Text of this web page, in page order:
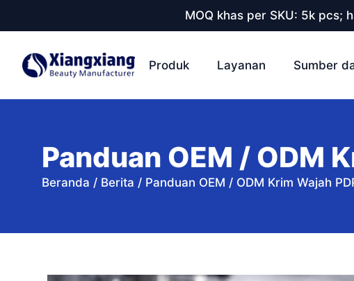
MOQ khas per SKU: 5k pcs;
Produk Layanan Sumber
Panduan OEM / ODM
Beranda / Berita / Panduan OEM / ODM Krim Wajah